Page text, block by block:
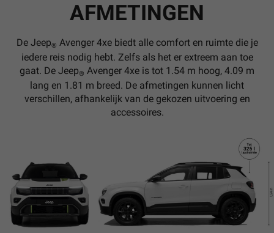
AFMETINGEN
De Jeep® Avenger 4xe biedt alle comfort en ruimte die je
iedere reis nodig hebt. Zelfs als het er extreem aan toe
gaat. De Jeep® Avenger 4xe is tot 1.54 m hoog, 4.09 m
lang en 1.81 m breed. De afmetingen kunnen licht
verschillen, afhankelijk van de gekozen uitvoering en
accessoires.